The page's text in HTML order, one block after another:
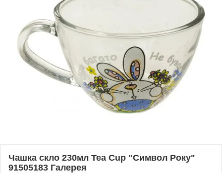
Чашка скло 230мл Tea Cup "Символ Року"
91505183 Галерея